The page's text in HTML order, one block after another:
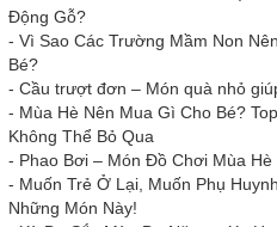
Động Gỗ?
- Vì Sao Các Trường Mầm Non
Bé?
- Cầu trượt đơn – Món quà nhỏ
- Mùa Hè Nên Mua Gì Cho Bé?
Không Thể Bỏ Qua
- Phao Bơi – Món Đồ Chơi Mùa
- Muốn Trẻ Ở Lại, Muốn Phụ
Những Món Này!